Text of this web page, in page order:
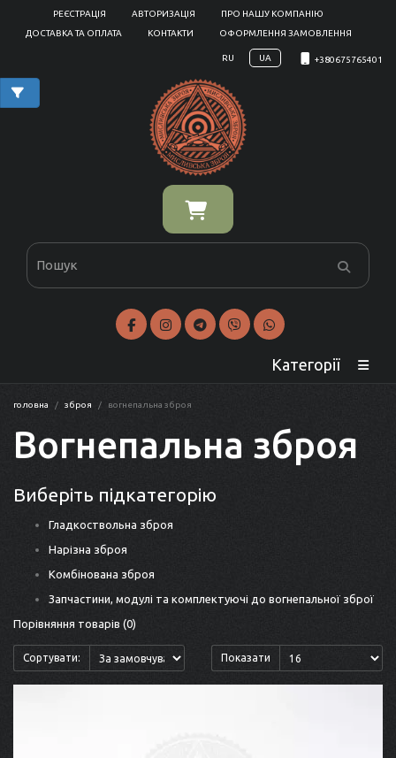
РЕЄСТРАЦІЯ АВТОРИЗАЦІЯ
ПРО НАШУ КОМПАНІЮ
ДОСТАВКА ТА ОПЛАТА
КОНТАКТИ ОФОРМЛЕННЯ ЗАМОВЛЕННЯ
RU UA +380675765401
Категорії
головна зброя вогнепальна зброя
Вогнепальна зброя
Виберіть підкатегорію
Гладкоствольна зброя
Нарізна зброя
Комбінована зброя
Запчастини, модулі та комплектуючі до вогнепальної зброї
Порівняння товарів (0)
Сортувати: Показати